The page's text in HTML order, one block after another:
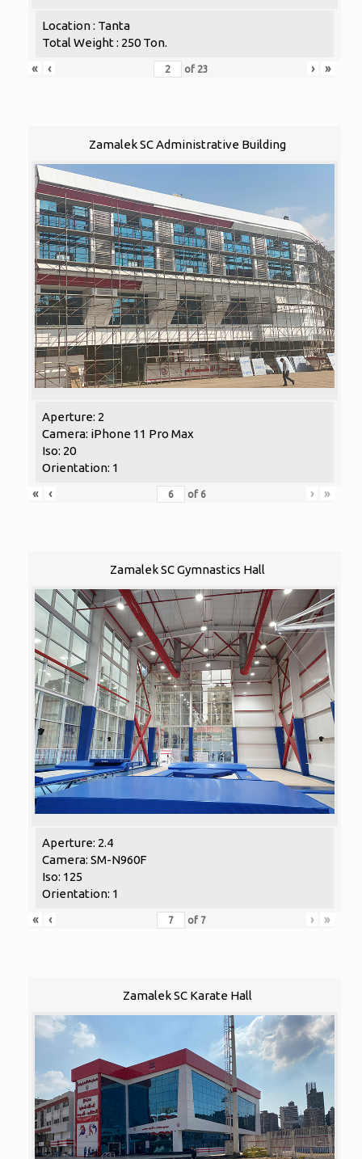
Location : Tanta
Total Weight : 250 Ton.
«
‹ of 23 › »
Zamalek SC Administrative Building
Aperture: 2
Camera: iPhone 11 Pro Max
Iso: 20
Orientation: 1
«
‹ of 6 › »
Zamalek SC Gymnastics Hall
Aperture: 2.4
Camera: SM-N960F
Iso: 125
Orientation: 1
«
‹ of 7 › »
Zamalek SC Karate Hall